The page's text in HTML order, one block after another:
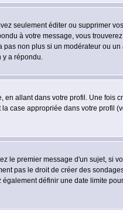
seulement éditer ou supprimer
à votre message, vous
non plus si un modérateur ou
y a répondu.
en allant dans votre profil. Une fois
case appropriée dans votre
le premier message d'un sujet, si
pas le droit de créer des
également définir une date limite